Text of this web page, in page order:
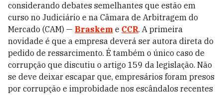
considerando debates semelhantes que estão em
curso no Judiciário e na Câmara de Arbitragem do
Mercado (CAM) — Braskem e CCR. A primeira
novidade é que a empresa deverá ser autora direta do
pedido de ressarcimento. É também o único caso de
corrupção que discutiu o artigo 159 da legislação. Não
se deve deixar escapar que, empresários foram presos
por corrupção e improbidade nos escândalos recentes